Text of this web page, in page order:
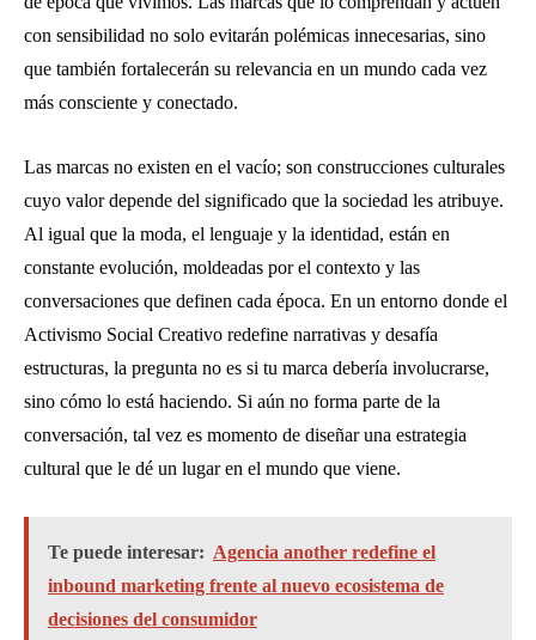
con sensibilidad no solo evitarán polémicas innecesarias, sino
que también fortalecerán su relevancia en un mundo cada vez
más consciente y conectado.
Las marcas no existen en el vacío; son construcciones culturales
cuyo valor depende del significado que la sociedad les atribuye.
Al igual que la moda, el lenguaje y la identidad, están en
constante evolución, moldeadas por el contexto y las
conversaciones que definen cada época. En un entorno donde el
Activismo Social Creativo redefine narrativas y desafía
estructuras, la pregunta no es si tu marca debería involucrarse,
sino cómo lo está haciendo. Si aún no forma parte de la
conversación, tal vez es momento de diseñar una estrategia
cultural que le dé un lugar en el mundo que viene.
Te puede interesar: Agencia another redefine el
inbound marketing frente al nuevo ecosistema de
decisiones del consumidor